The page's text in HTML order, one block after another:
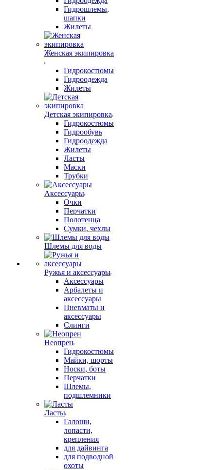
Гидрошлемы,
шапки
Жилеты
Женская экипировка
Гидрокостюмы
Гидроодежда
Жилеты
Детская экипировка
Гидрокостюмы
Гидрообувь
Гидроодежда
Жилеты
Ласты
Маски
Трубки
Аксессуары
Очки
Перчатки
Полотенца
Сумки, чехлы
Шлемы для воды
Ружья и аксессуары
Аксессуары
Арбалеты и
аксессуары
Пневматы и
аксессуары
Слинги
Неопрен
Гидрокостюмы
Майки, шорты
Носки, боты
Перчатки
Шлемы,
подшлемники
Ласты
Галоши,
лопасти,
крепления
для дайвинга
для подводной
охоты